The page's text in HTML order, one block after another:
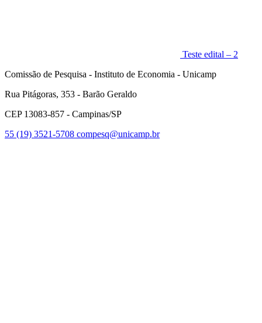
Teste edital – 2
Comissão de Pesquisa - Instituto de Economia - Unicamp
Rua Pitágoras, 353 - Barão Geraldo
CEP 13083-857 - Campinas/SP
55 (19) 3521-5708 compesq@unicamp.br